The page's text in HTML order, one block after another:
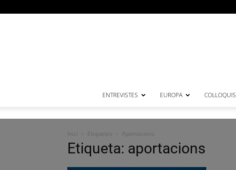
ENTREVISTES EUROPA COL·LOQUIS
Inici Etiquetes Aportacions
Etiqueta: aportacions